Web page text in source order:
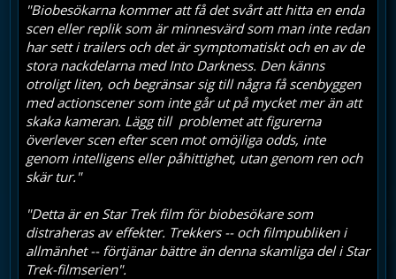
"Biobesökarna kommer att få det svårt att hitta en enda
scen eller replik som är minnesvärd som man inte redan
har sett i trailers och det är symptomatiskt och en av de
stora nackdelarna med Into Darkness. Den känns
otroligt liten, och begränsar sig till några få scenbyggen
med actionscener som inte går ut på mycket mer än att
skaka kameran. Lägg till problemet att figurerna
överlever scen efter scen mot omöjliga odds, inte
genom intelligens eller påhittighet, utan genom ren och
skär tur."
"Detta är en Star Trek film för biobesökare som
distraheras av effekter. Trekkers -- och filmpubliken i
allmänhet -- förtjänar bättre än denna skamliga del i Star
Trek-filmserien".